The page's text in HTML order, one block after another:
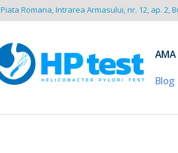
Piata Romana, Intrarea Armasului, nr. 12, ap. 2,
AMA
Blog